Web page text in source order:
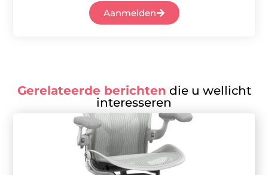
Aanmelden
Gerelateerde berichten die u wellicht
interesseren